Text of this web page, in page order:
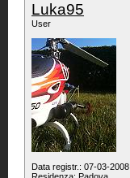
Luka95
User
Data registr.: 07-03-2008